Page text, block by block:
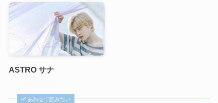
ASTRO サナ
あわせて読みたい